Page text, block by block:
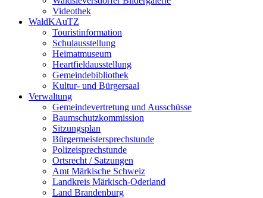
Videothek
WaldKAuTZ
Touristinformation
Schulausstellung
Heimatmuseum
Heartfieldausstellung
Gemeindebibliothek
Kultur- und Bürgersaal
Verwaltung
Gemeindevertretung und Ausschüsse
Baumschutzkommission
Sitzungsplan
Bürgermeistersprechstunde
Polizeisprechstunde
Ortsrecht / Satzungen
Amt Märkische Schweiz
Landkreis Märkisch-Oderland
Land Brandenburg